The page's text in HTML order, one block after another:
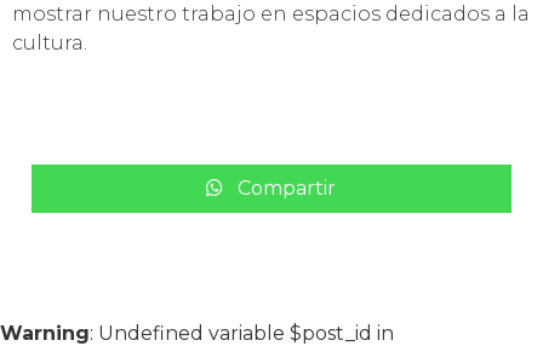
mostrar nuestro trabajo en espacios dedicados a la
cultura.
Compartir
Warning: Undefined variable $post_id in